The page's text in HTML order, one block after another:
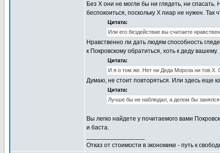
Без Х они не могли бы ни глядеть, ни
беспокоиться, поскольку Х пиар не нужен. Так
Цитата:
Или его бездействие вы считаете
Нравственно ли дать людям способность
к Покровскому обратиться, хоть к деду вашему.
Цитата:
И я о том же. Нет ни Деда Мороза ни
Думаю, не стоит повторяться. Или здесь еще
Цитата:
Лучше бы не наблюдал, а делом бы занялся
Вы легко найдете у почитаемого вами
и баста.
Отказ от стоимости в экономике - путь к